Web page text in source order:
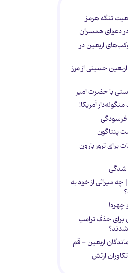
تنگه هرمز
اربعین در
حسینی از مرز
با حضرت امیر
آمریکا!
فرسودگی
پنتاگون
برای ترور بارون
شدگی
ساعت ۹:۴۰ | چه میراثی از خود به
چهره!
برای حذف ترامپ
اربعین - قم
ارتش